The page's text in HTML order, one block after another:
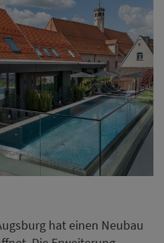
hat einen Neubau